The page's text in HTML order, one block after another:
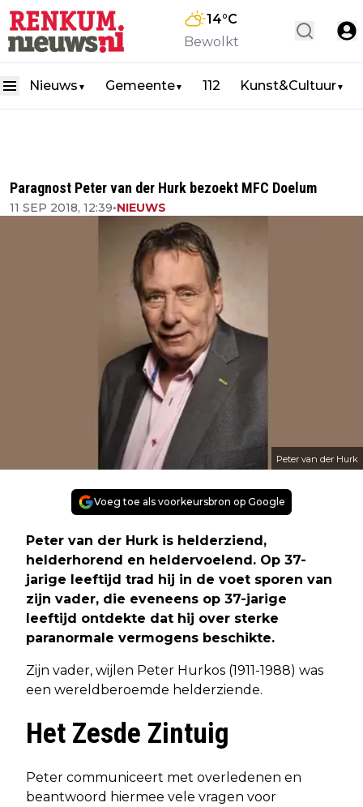
14°C
Bewolkt
Nieuws ▼ Gemeente▼ 112 Kunst&Cultuur▼
Paragnost Peter van der Hurk bezoekt MFC Doelum
11 SEP 2018, 12:39•NIEUWS
Peter van der Hurk
Voeg toe als voorkeursbron op Google
Peter van der Hurk is helderziend,
helderhorend en heldervoelend. Op 37-
jarige leeftijd trad hij in de voet sporen van
zijn vader, die eveneens op 37-jarige
leeftijd ontdekte dat hij over sterke
paranormale vermogens beschikte.
Zijn vader, wijlen Peter Hurkos (1911-1988) was
een wereldberoemde helderziende.
Het Zesde Zintuig
Peter communiceert met overledenen en
beantwoord hiermee vele vragen voor